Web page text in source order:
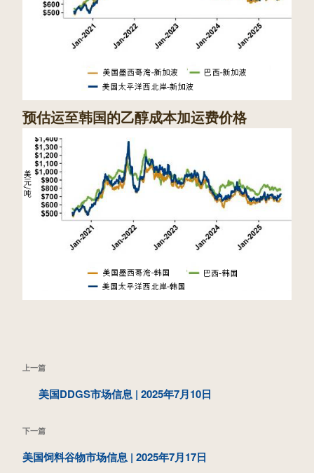
预估运至韩国的乙醇成本加运费价格
文
章
导
航
上
文
章
上一篇
美国DDGS市场信息 | 2025年7月10日
下
一
下一篇
美国饲料谷物市场信息 | 2025年7月17日